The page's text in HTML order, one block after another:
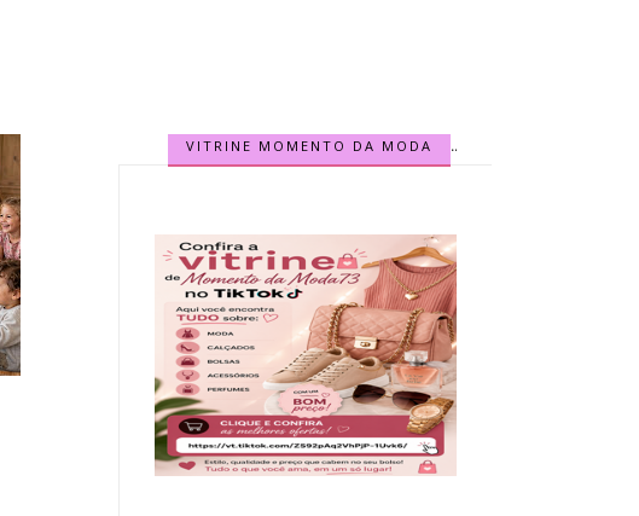
VITRINE MOMENTO DA MODA